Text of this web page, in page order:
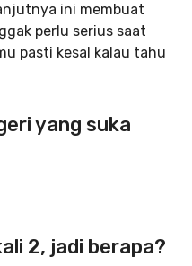
ini membuat
perlu serius saat
pasti kesal kalau tahu
yang suka
2, jadi berapa?